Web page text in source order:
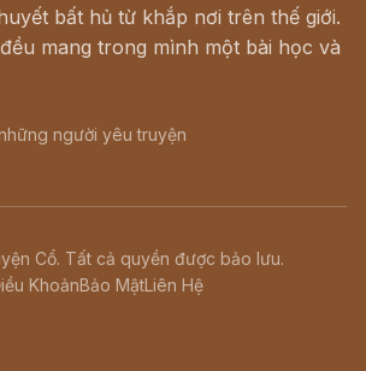
bất hủ từ khắp nơi trên thế giới.
mang trong mình một bài học và
người yêu truyện
Cổ. Tất cả quyền được bảo lưu.
KhoảnBảo MậtLiên Hệ